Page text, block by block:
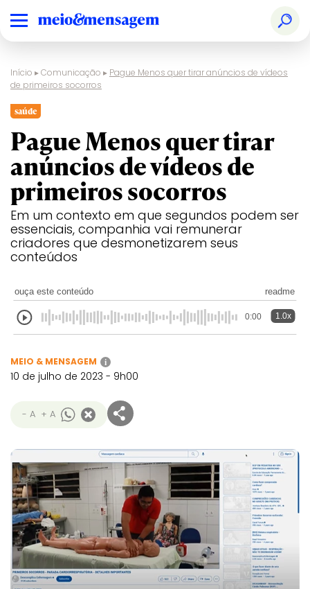
Início ▸Comunicação ▸ Pague Menos quer tirar anúncios de vídeos
de primeiros socorros
saúde
Pague Menos quer tirar
anúncios de vídeos de
primeiros socorros
Em um contexto em que segundos podem ser
essenciais, companhia vai remunerar
criadores que desmonetizarem seus
conteúdos
ouça este conteúdo readme
0:00 1.0x
MEIO & MENSAGEM i
10 de julho de 2023 - 9h00
- A + A